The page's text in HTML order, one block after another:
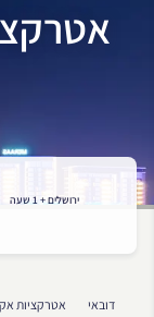
ירושלים + 1 שעה
דובאי אטרקציות